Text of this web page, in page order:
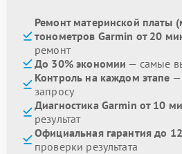
Ремонт материнской платы
тонометров Garmin от 20
ремонт
До 30% экономии — самые
Контроль на каждом этапе —
запросу
Диагностика Garmin от 10
результат
Официальная гарантия до
проверки результата